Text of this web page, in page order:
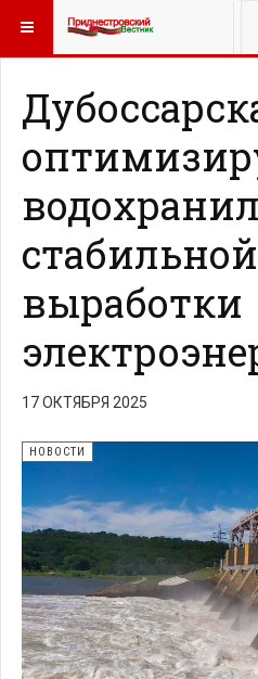
стабильной
выработки
17 ОКТЯБРЯ 2025
НОВОСТИ